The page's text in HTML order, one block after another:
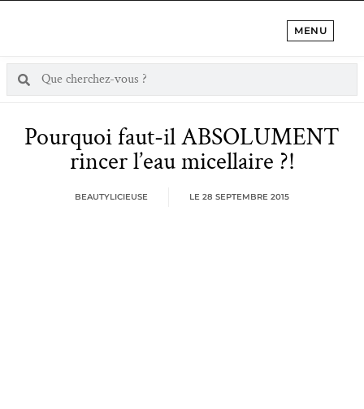
MENU
Pourquoi faut-il ABSOLUMENT
rincer l’eau micellaire ?!
BEAUTYLICIEUSE LE 28 SEPTEMBRE 2015